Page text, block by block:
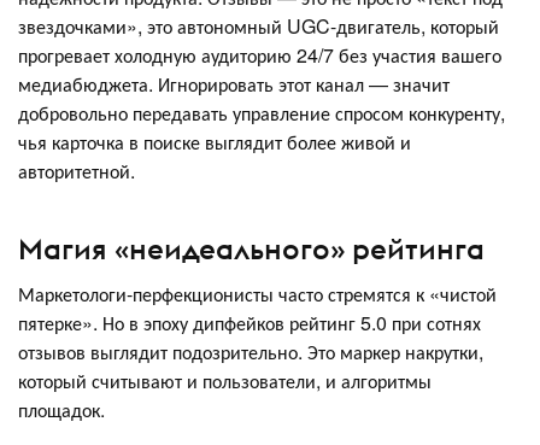
звездочками», это автономный UGC-двигатель, который
прогревает холодную аудиторию 24/7 без участия вашего
медиабюджета. Игнорировать этот канал — значит
добровольно передавать управление спросом конкуренту,
чья карточка в поиске выглядит более живой и
авторитетной.
Магия «неидеального» рейтинга
Маркетологи-перфекционисты часто стремятся к «чистой
пятерке». Но в эпоху дипфейков рейтинг 5.0 при сотнях
отзывов выглядит подозрительно. Это маркер накрутки,
который считывают и пользователи, и алгоритмы
площадок.